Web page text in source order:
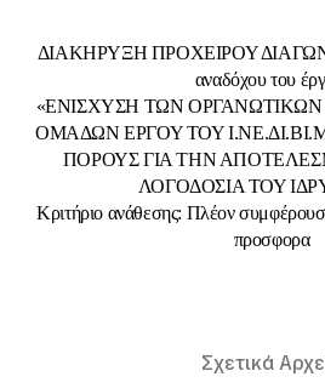
ΔΙΑΚΗΡΥΞΗ ΠΡΟΧΕΙΡΟΥ
αναδόχου του
«ΕΝΙΣΧΥΣΗ ΤΩΝ
ΟΜΑΔΩΝ ΕΡΓΟΥ ΤΟΥ
ΠΟΡΟΥΣ ΓΙΑ ΤΗΝ
ΛΟΓΟΔΟΣΙΑ ΤΟΥ
Κριτήριο ανάθεσης: Πλέον
προσφορα
Σχετικά